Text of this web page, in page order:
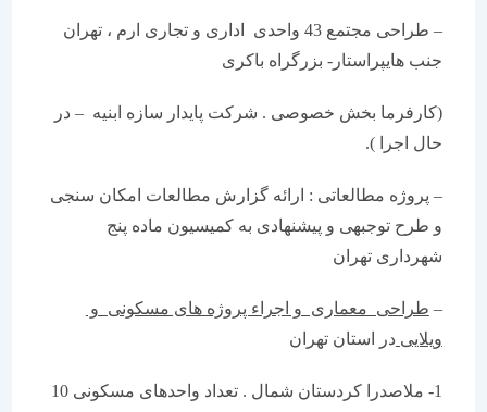
– طراحی مجتمع 43 واحدی اداری و تجاری ارم ، تهران
جنب هایپراستار- بزرگراه باکری
(کارفرما بخش خصوصی . شرکت پایدار سازه ابنیه – در
حال اجرا ).
– پروژه مطالعاتی : ارائه گزارش مطالعات امکان سنجی
و طرح توجبهی و پیشنهادی به کمیسیون ماده پنج
شهرداری تهران
طراحی معماری و اجراء پروژه های مسکونی و
ویلاییدر استان تهران
1- ملاصدرا کردستان شمال . تعداد واحدهای مسکونی 10